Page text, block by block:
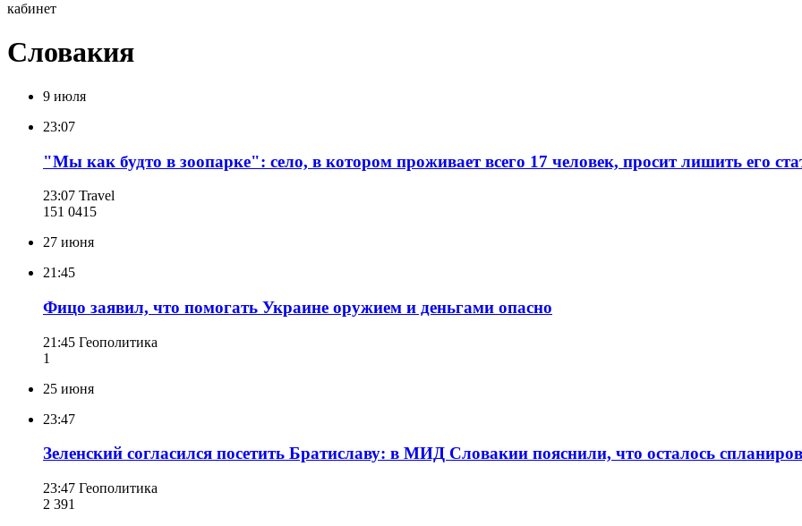
кабинет
Словакия
9 июля
23:07
"Мы как будто в зоопарке": село, в котором проживает всего 17 человек, просит лишить его
23:07 Travel
151 041 5
27 июня
21:45
Фицо заявил, что помогать Украине оружием и деньгами опасно
21:45 Геополитика
1
25 июня
23:47
Зеленский согласился посетить Братиславу: в МИД Словакии пояснили, что осталось
23:47 Геополитика
2 391